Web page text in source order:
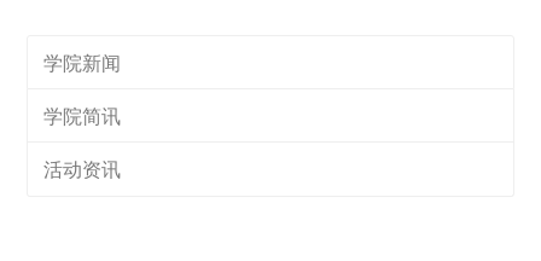
学院新闻
学院简讯
活动资讯